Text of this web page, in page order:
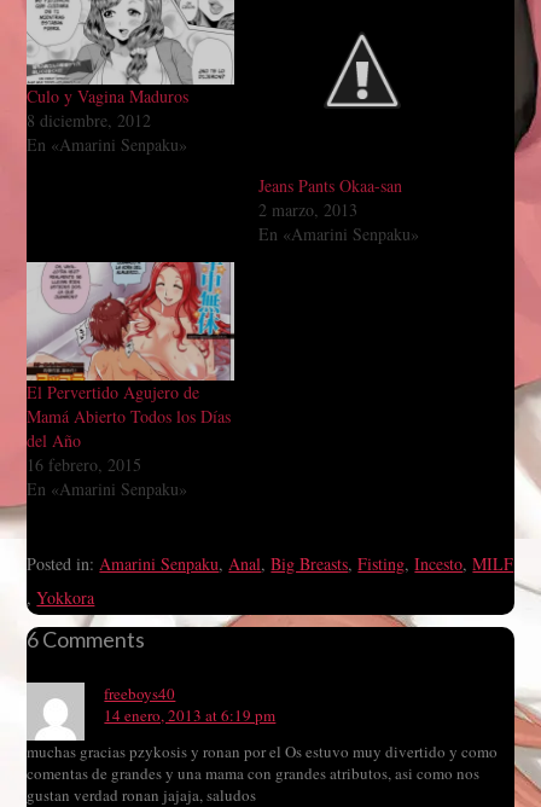
Culo y Vagina Maduros
8 diciembre, 2012
En «Amarini Senpaku»
Jeans Pants Okaa-san
2 marzo, 2013
En «Amarini Senpaku»
El Pervertido Agujero de
Mamá Abierto Todos los Días
del Año
16 febrero, 2015
En «Amarini Senpaku»
Posted in: Amarini Senpaku, Anal,Big Breasts,Fisting,Incesto,MILF
,Yokkora
6 Comments
freeboys40
14 enero, 2013 at 6:19 pm
muchas gracias pzykosis y ronan por el Os estuvo muy divertido y como
comentas de grandes y una mama con grandes atributos, asi como nos
gustan verdad ronan jajaja, saludos